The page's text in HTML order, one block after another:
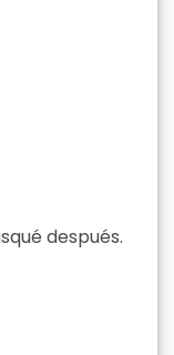
después.